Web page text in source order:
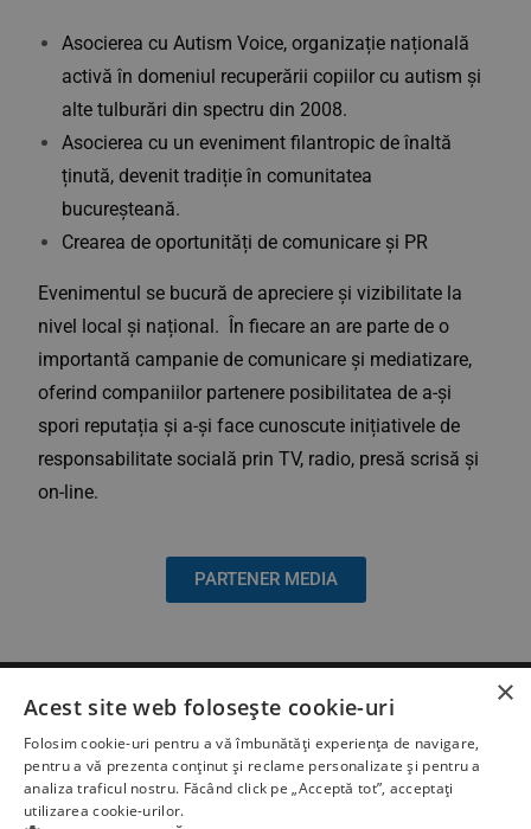
Asocierea cu Autism Voice, organizație națională
activă în domeniul recuperării copiilor cu autism și
alte tulburări din spectru din 2008.
Asocierea cu un eveniment filantropic de înaltă
ținută, devenit tradiție în comunitatea
bucureșteană.
Crearea de oportunități de comunicare și PR
Evenimentul se bucură de apreciere și vizibilitate la
nivel local și național. În fiecare an are parte de o
importantă campanie de comunicare și mediatizare,
oferind companiilor partenere posibilitatea de a-și
spori reputația și a-și face cunoscute inițiativele de
responsabilitate socială prin TV, radio, presă scrisă și
on-line.
PARTENER MEDIA
×
Acest site web folosește cookie-uri
Folosim cookie-uri pentru a vă îmbunătăți experiența de navigare,
pentru a vă prezenta conținut și reclame personalizate și pentru a
analiza traficul nostru. Făcând click pe „Acceptă tot”, acceptați
utilizarea cookie-urilor.